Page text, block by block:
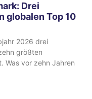
Drei
globalen Top 10
2026 drei
größten
Was vor zehn Jahren